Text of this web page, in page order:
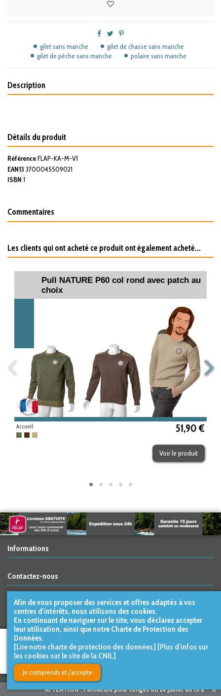
gilet sans manche
gilet de chasse sans manche
gilet de pêche sans manche
polaire sans manche
Description
Détails du produit
RéférenceFLAP-KA-M-V1
EAN13 3700045509021
ISBN 1
Commentaires
Les clients qui ont acheté ce produit ont également acheté...
Pull NATURE P60 col rond avec patch au
choix
Accueil
KakiChocolat
Beige
51,90 €
Voir le produit
Informations
Contactez-nous
Suivez nous
Conçu et réalisé parLE STUDIO
X
ATTENTION : Fermeture pour congés du 24 juillet au 16 août
Afin de vous proposer des services et offres adaptés à vos
centres d'intérêts, nous utilisons des cookies.
En continuant de naviguer sur le site, vous déclarez accepter
leur utilisation, ainsi que notre Charte de Protection des
Données.
[Lire notre charte de protection des données] [Plus d'infos sur
les cookies sur le site de la CNIL]
Je comprends et j'accepte